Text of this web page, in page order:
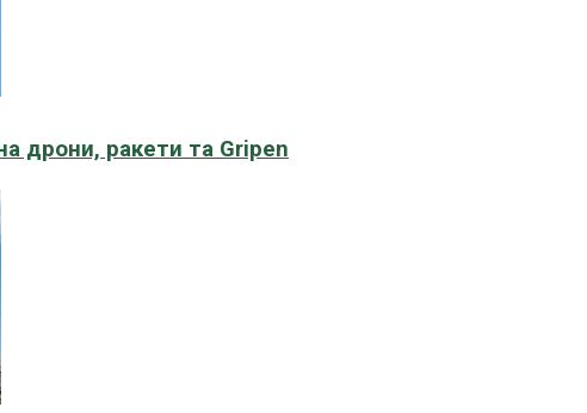
дрони, ракети та Gripen